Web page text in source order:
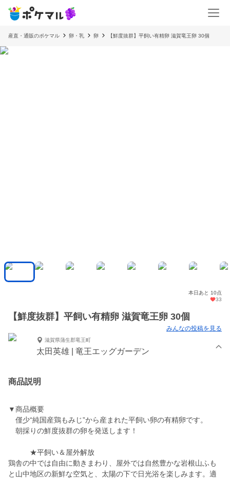
産直・通販のポケマル 卵・乳 卵 【鮮度抜群】平飼い有精卵 滋賀竜王卵 30個
本日あと 10点
33
【鮮度抜群】平飼い有精卵 滋賀竜王卵 30個
みんなの投稿を見る
滋賀県蒲生郡竜王町
太田英雄 | 竜王エッグガーデン
商品説明
▼商品概要
僅少“純国産鶏もみじ”から産まれた平飼い卵の有精卵です。
朝採りの鮮度抜群の卵を発送します！
★平飼い＆屋外解放
鶏舎の中では自由に動きまわり、屋外では自然豊かな岩根山ふも
と山中地区の新鮮な空気と、太陽の下で日光浴を楽しみます。適